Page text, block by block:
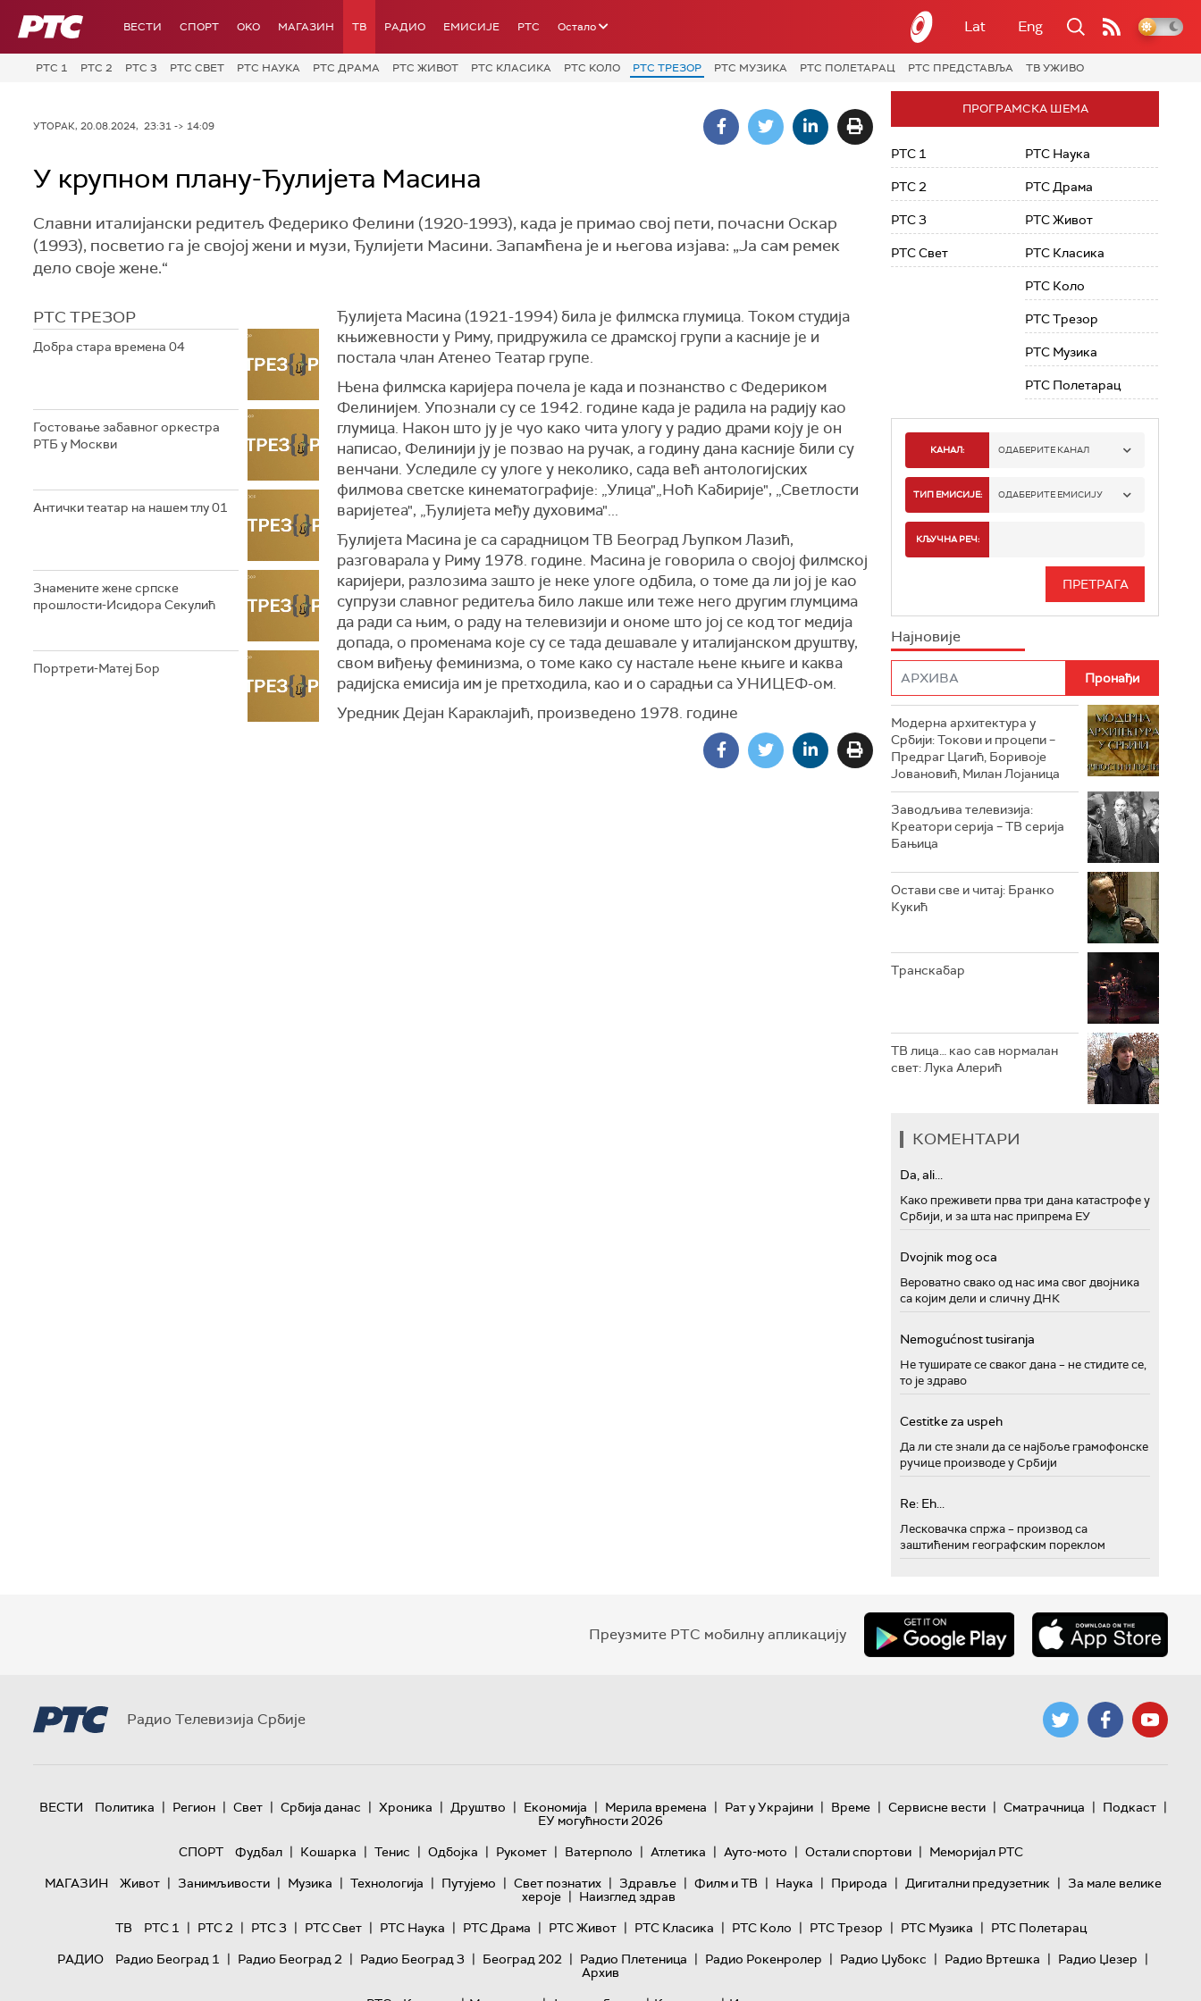
РТС ВЕСТИ СПОРТ OKO МАГАЗИН ТВ РАДИО ЕМИСИЈЕ РТС Остало Lat Eng
РТС 1 РТС 2 РТС 3 РТС СВЕТ РТС НАУКА РТС ДРАМА РТС ЖИВОТ РТС КЛАСИКА РТС КОЛО РТС ТРЕЗОР РТС МУЗИКА РТС ПОЛЕТАРАЦ РТС ПРЕДСТАВЉА ТВ УЖИВО
УТОРАК, 20.08.2024, 23:31 -> 14:09
У крупном плану-Ђулијета Масина
Славни италијански редитељ Федерико Фелини (1920-1993), када је примао свој пети, почасни Оскар
(1993), посветио га је својој жени и музи, Ђулијети Масини. Запамћена је и његова изјава: „Ја сам ремек
дело своје жене.“
РТС ТРЕЗОР
Добра стара времена 04
Гостовање забавног оркестра
РТБ у Москви
Антички театар на нашем тлу 01
Знамените жене српске
прошлости-Исидора Секулић
Портрети-Матеј Бор
Ђулијета Масина (1921-1994) била је филмска глумица. Током студија
књижевности у Риму, придружила се драмској групи а касније је и
постала члан Атенео Театар групе.
Њена филмска каријера почела је када и познанство с Федериком
Фелинијем. Упознали су се 1942. године када је радила на радију као
глумица. Након што ју је чуо како чита улогу у радио драми коју је он
написао, Фелинији ју је позвао на ручак, а годину дана касније били су
венчани. Уследиле су улоге у неколико, сада већ антологијских
филмова светске кинематографије: „Улица"„Ноћ Кабирије", „Светлости
варијетеа", „Ђулијета међу духовима"...
Ђулијета Масина је са сарадницом ТВ Београд Љупком Лазић,
разговарала у Риму 1978. године. Масина је говорила о својој филмској
каријери, разлозима зашто је неке улоге одбила, о томе да ли јој је као
супрузи славног редитеља било лакше или теже него другим глумцима
да ради са њим, о раду на телевизији и ономе што јој се код тог медија
допада, о променама које су се тада дешавале у италијанском друштву,
свом виђењу феминизма, о томе како су настале њене књиге и каква
радијска емисија им је претходила, као и о сарадњи са УНИЦЕФ-ом.
Уредник Дејан Караклајић, произведено 1978. године
ПРОГРАМСКА ШЕМА
РТС 1
РТС 2
РТС 3
РТС Свет
РТС Наука
РТС Драма
РТС Живот
РТС Класика
РТС Коло
РТС Трезор
РТС Музика
РТС Полетарац
КАНАЛ: ОДАБЕРИТЕ КАНАЛ
РТС 1
РТС 3
РТС ЖИВОТ
РТС КЛАСИКА
РТС ТРЕЗОР
РТС МУЗИКА
РТС ПОЛЕТАРАЦ
ТИП ЕМИСИЈЕ: ОДАБЕРИТЕ ЕМИСИЈУ
КЉУЧНА РЕЧ:
Најновије
Модерна архитектура у
Србији: Токови и процепи –
Предраг Цагић, Боривоје
Јовановић, Милан Лојаница
Заводљива телевизија:
Креатори серија – ТВ серија
Бањица
Остави све и читај: Бранко
Кукић
Транскабар
ТВ лица… као сав нормалан
свет: Лука Алерић
КОМЕНТАРИ
Da, ali...
Како преживети прва три дана катастрофе у
Србији, и за шта нас припрема ЕУ
Dvojnik mog oca
Вероватно свако од нас има свог двојника
са којим дели и сличну ДНК
Nemogućnost tusiranja
Не туширате се сваког дана – не стидите се,
то је здраво
Cestitke za uspeh
Да ли сте знали да се најбоље грамофонске
ручице производе у Србији
Re: Eh...
Лесковачка спржа – производ са
заштићеним географским пореклом
Преузмите РТС мобилну апликацију
Радио Телевизија Србије
ВЕСТИ Политика | Регион | Свет | Србија данас | Хроника | Друштво | Економија | Мерила времена | Рат у Украјини | Време | Сервисне вести | Сматрачница | Подкаст |
ЕУ могућности 2026
СПОРТ
Фудбал | Кошарка | Тенис | Одбојка | Рукомет | Ватерполо | Атлетика | Ауто-мото | Остали спортови | Меморијал РТС
МАГАЗИН
Живот | Занимљивости | Музика | Технологијa | Путујемо | Свет познатих | Здравље | Филм и ТВ | Наука | Природа | Дигитални предузетник | За мале велике
хероје | Наизглед здрав
ТВ
РТС 1 | РТС 2 | РТС 3 | РТС Свет | РТС Наука | РТС Драма | РТС Живот | РТС Класика | РТС Коло | РТС Трезор | РТС Музика | РТС Полетарац
РАДИО
Радио Београд 1 | Радио Београд 2 | Радио Београд 3 | Београд 202 | Радио Плетеница | Радио Рокенролер | Радио Џубокс | Радио Вртешка | Радио Џезер |
Архив